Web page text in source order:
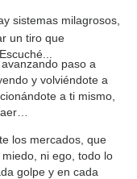
sistemas milagrosos,
paso a
y volviéndote a
a ti mismo,
los mercados, que
ni ego, todo lo
golpe y en cada
un tiro que